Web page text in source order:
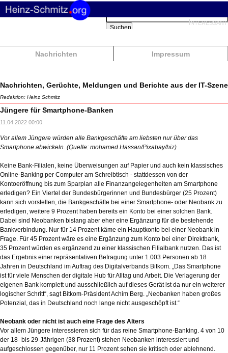
Nachrichten Impressum
Suchbegriffe
Suchen
Nachrichten, Gerüchte, Meldungen und Berichte aus der IT-Szene
Redaktion: Heinz Schmitz
Jüngere für Smartphone-Banken
11.04.2022 00:00
Vor allem Jüngere würden alle Bankgeschäfte am liebsten nur über das
Smartphone abwickeln. (Quelle: mohamed Hassan/Pixabay/hiz)
Keine Bank-Filialen, keine Überweisungen auf Papier und auch kein klassisches
Online-Banking per Computer am Schreibtisch - stattdessen von der
Kontoeröffnung bis zum Sparplan alle Finanzangelegenheiten am Smartphone
erledigen? Ein Viertel der Bundesbürgerinnen und Bundesbürger (25 Prozent)
kann sich vorstellen, die Bankgeschäfte bei einer Smartphone- oder Neobank zu
erledigen, weitere 9 Prozent haben bereits ein Konto bei einer solchen Bank.
Dabei sind Neobanken bislang aber eher eine Ergänzung für die bestehende
Bankverbindung. Nur für 14 Prozent käme ein Hauptkonto bei einer Neobank in
Frage. Für 45 Prozent wäre es eine Ergänzung zum Konto bei einer Direktbank,
35 Prozent würden es ergänzend zu einer klassischen Filialbank nutzen. Das ist
das Ergebnis einer repräsentativen Befragung unter 1.003 Personen ab 18
Jahren in Deutschland im Auftrag des Digitalverbands Bitkom. „Das Smartphone
ist für viele Menschen der digitale Hub für Alltag und Arbeit. Die Verlagerung der
eigenen Bank komplett und ausschließlich auf dieses Gerät ist da nur ein weiterer
logischer Schritt“, sagt Bitkom-Präsident Achim Berg. „Neobanken haben großes
Potenzial, das in Deutschland noch lange nicht ausgeschöpft ist.“
Neobank oder nicht ist auch eine Frage des Alters
Vor allem Jüngere interessieren sich für das reine Smartphone-Banking. 4 von 10
der 18- bis 29-Jährigen (38 Prozent) stehen Neobanken interessiert und
aufgeschlossen gegenüber, nur 11 Prozent sehen sie kritisch oder ablehnend.